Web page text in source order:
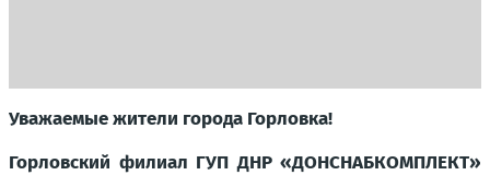
Уважаемые жители города Горловка!
Горловский филиал ГУП ДНР «ДОНСНАБКОМПЛЕКТ»